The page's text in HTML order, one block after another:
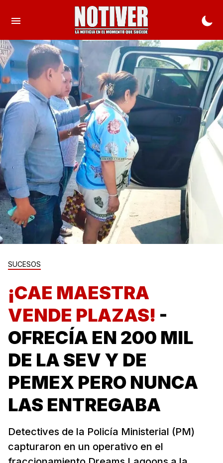
SUCESOS
¡CAE MAESTRA
VENDE PLAZAS! -
OFRECÍA EN 200 MIL
DE LA SEV Y DE
PEMEX PERO NUNCA
LAS ENTREGABA
Detectives de la Policía Ministerial (PM)
capturaron en un operativo en el